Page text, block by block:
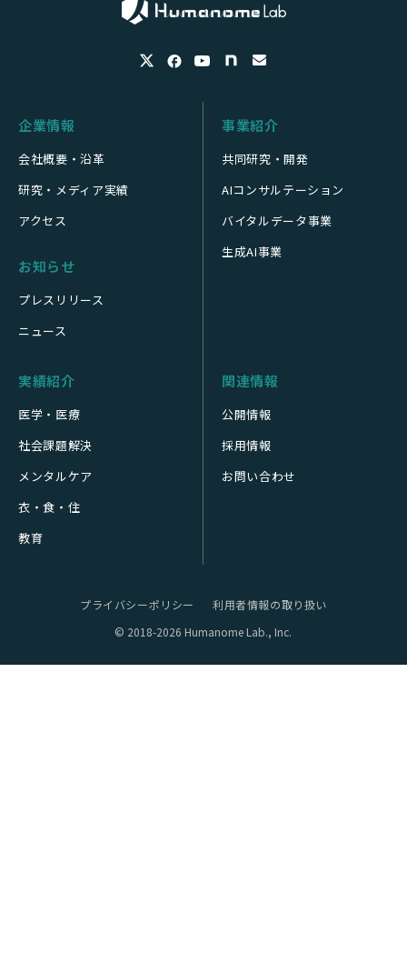
企業情報
会社概要・沿革
研究・メディア実績
アクセス
お知らせ
プレスリリース
ニュース
事業紹介
共同研究・開発
AIコンサルテーション
バイタルデータ事業
生成AI事業
実績紹介
医学・医療
社会課題解決
メンタルケア
衣・食・住
教育
関連情報
公開情報
採用情報
お問い合わせ
プライバシーポリシー
利用者情報の取り扱い
© 2018-2026 Humanome Lab., Inc.